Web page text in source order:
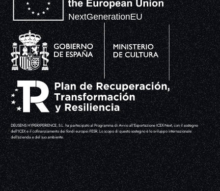
DEUSENS HYPERXPERIENCE, S.L. ha partecipato al Programma di Avvio all'Esportazione ICEX-Next, con il sostegno
dell'ICEX e il cofinanziamento dei fondi europei FESR. Lo scopo di questo sostegno è lo sviluppo internazionale
dell'azienda e del suo ambiente.